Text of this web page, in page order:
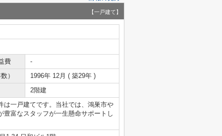
【一戸建て】
費
-
）
1996年 12月 ( 築29年 )
2階建
は一戸建てです。当社では、鴻巣市や
富なスタッフが一生懸命サポートし